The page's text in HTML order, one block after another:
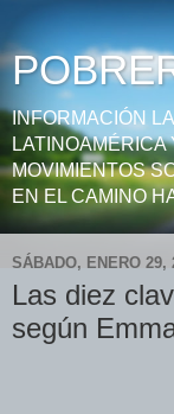
INFORMACIÓN
MOVIMIENTOS
EN EL CAMINO
SÁBADO, ENERO 29,
Las diez
según